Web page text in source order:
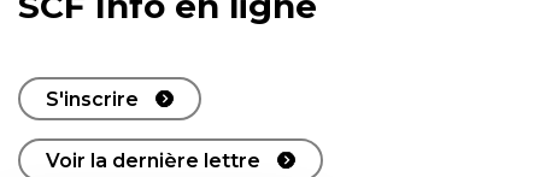
S'inscrire
Voir la dernière lettre